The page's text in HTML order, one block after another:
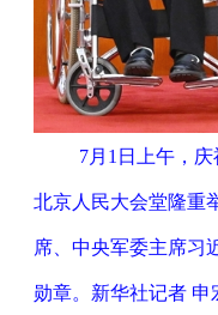
7月1日上午，
北京人民大会堂隆重
席、中央军委主席习
勋章。新华社记者 申